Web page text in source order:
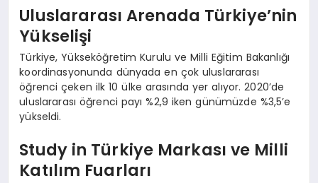
Uluslararası Arenada Türkiye’nin
Yükselişi
Türkiye, Yükseköğretim Kurulu ve Milli Eğitim Bakanlığı
koordinasyonunda dünyada en çok uluslararası
öğrenci çeken ilk 10 ülke arasında yer alıyor. 2020’de
uluslararası öğrenci payı %2,9 iken günümüzde %3,5’e
yükseldi.
Study in Türkiye Markası ve Milli
Katılım Fuarları